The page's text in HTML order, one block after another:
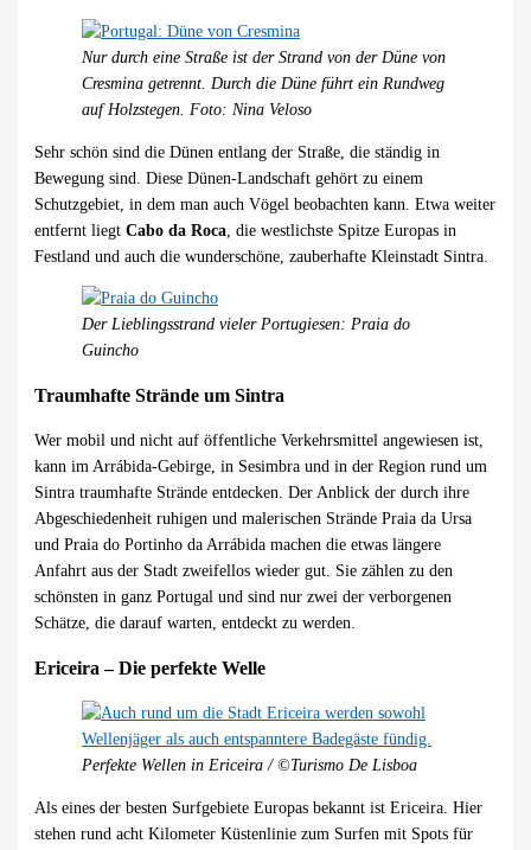
Nur durch eine Straße ist der Strand von der Düne von
Cresmina getrennt. Durch die Düne führt ein Rundweg
auf Holzstegen. Foto: Nina Veloso
Sehr schön sind die Dünen entlang der Straße, die ständig in
Bewegung sind. Diese Dünen-Landschaft gehört zu einem
Schutzgebiet, in dem man auch Vögel beobachten kann. Etwa weiter
entfernt liegtCabo da Roca , die westlichste Spitze Europas in
Festland und auch die wunderschöne, zauberhafte Kleinstadt Sintra.
Der Lieblingsstrand vieler Portugiesen: Praia do
Guincho
Traumhafte Strände um Sintra
Wer mobil und nicht auf öffentliche Verkehrsmittel angewiesen ist,
kann im Arrábida-Gebirge, in Sesimbra und in der Region rund um
Sintra traumhafte Strände entdecken. Der Anblick der durch ihre
Abgeschiedenheit ruhigen und malerischen Strände Praia da Ursa
und Praia do Portinho da Arrábida machen die etwas längere
Anfahrt aus der Stadt zweifellos wieder gut. Sie zählen zu den
schönsten in ganz Portugal und sind nur zwei der verborgenen
Schätze, die darauf warten, entdeckt zu werden.
Ericeira – Die perfekte Welle
Perfekte Wellen in Ericeira / ©Turismo De Lisboa
Als eines der besten Surfgebiete Europas bekannt ist Ericeira. Hier
stehen rund acht Kilometer Küstenlinie zum Surfen mit Spots für